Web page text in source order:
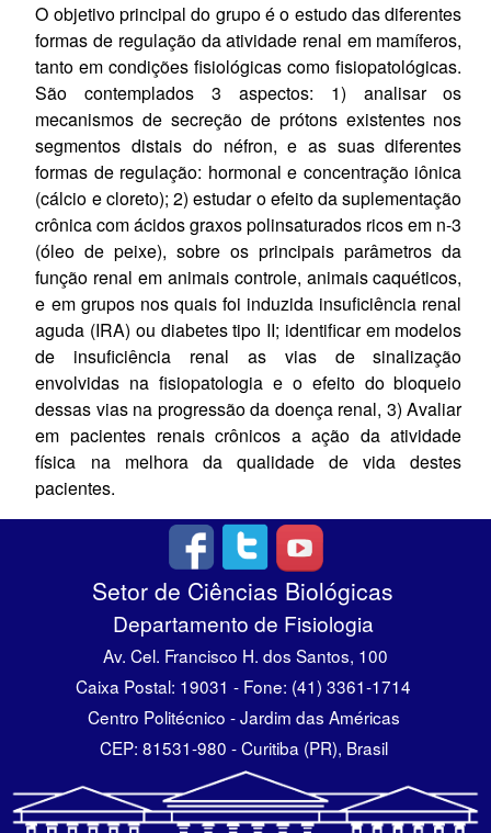
O objetivo principal do grupo é o estudo das diferentes
formas de regulação da atividade renal em mamíferos,
tanto em condições fisiológicas como fisiopatológicas.
São contemplados 3 aspectos: 1) analisar os
mecanismos de secreção de prótons existentes nos
segmentos distais do néfron, e as suas diferentes
formas de regulação: hormonal e concentração iônica
(cálcio e cloreto); 2) estudar o efeito da suplementação
crônica com ácidos graxos polinsaturados ricos em n-3
(óleo de peixe), sobre os principais parâmetros da
função renal em animais controle, animais caquéticos,
e em grupos nos quais foi induzida insuficiência renal
aguda (IRA) ou diabetes tipo II; identificar em modelos
de insuficiência renal as vias de sinalização
envolvidas na fisiopatologia e o efeito do bloqueio
dessas vias na progressão da doença renal, 3) Avaliar
em pacientes renais crônicos a ação da atividade
física na melhora da qualidade de vida destes
pacientes.
Setor de Ciências Biológicas
Departamento de Fisiologia
Av. Cel. Francisco H. dos Santos, 100
Caixa Postal: 19031 - Fone: (41) 3361-1714
Centro Politécnico - Jardim das Américas
CEP: 81531-980 - Curitiba (PR), Brasil